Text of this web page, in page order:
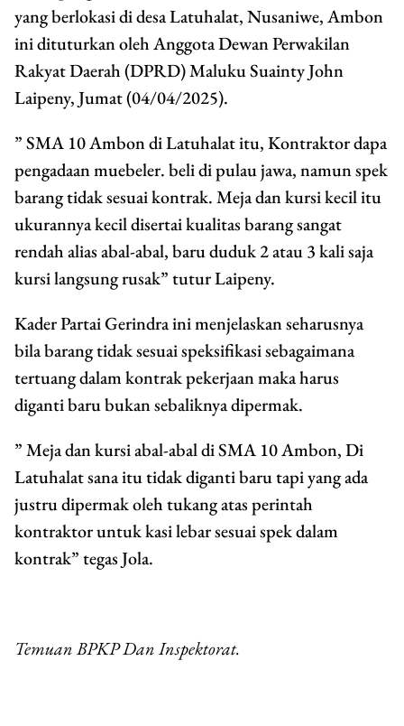
yang berlokasi di desa Latuhalat, Nusaniwe, Ambon
ini dituturkan oleh Anggota Dewan Perwakilan
Rakyat Daerah (DPRD) Maluku Suainty John
Laipeny, Jumat (04/04/2025).
” SMA 10 Ambon di Latuhalat itu, Kontraktor dapa
pengadaan muebeler. beli di pulau jawa, namun spek
barang tidak sesuai kontrak. Meja dan kursi kecil itu
ukurannya kecil disertai kualitas barang sangat
rendah alias abal-abal, baru duduk 2 atau 3 kali saja
kursi langsung rusak” tutur Laipeny.
Kader Partai Gerindra ini menjelaskan seharusnya
bila barang tidak sesuai speksifikasi sebagaimana
tertuang dalam kontrak pekerjaan maka harus
diganti baru bukan sebaliknya dipermak.
” Meja dan kursi abal-abal di SMA 10 Ambon, Di
Latuhalat sana itu tidak diganti baru tapi yang ada
justru dipermak oleh tukang atas perintah
kontraktor untuk kasi lebar sesuai spek dalam
kontrak” tegas Jola.
Temuan BPKP Dan Inspektorat.